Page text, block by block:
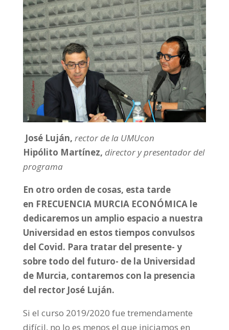
José Luján, rector de la UMUcon
Hipólito Martínez, director y presentador del
programa
En otro orden de cosas, esta tarde
en FRECUENCIA MURCIA ECONÓMICAle
dedicaremos un amplio espacio a nuestra
Universidad en estos tiempos convulsos
del Covid. Para tratar del presente- y
sobre todo del futuro- de la Universidad
de Murcia, contaremos con la presencia
del rector José Luján.
Si el curso 2019/2020 fue tremendamente
difícil, no lo es menos el que iniciamos en